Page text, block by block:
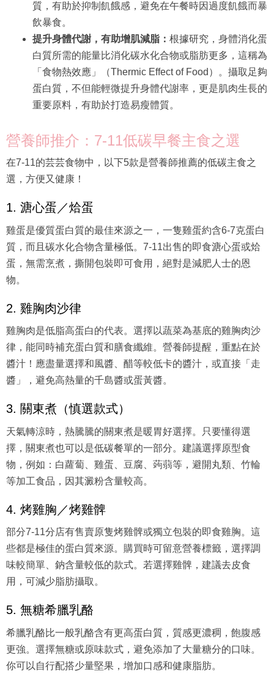
質，有助於抑制飢餓感，避免在午餐時因過度飢餓而暴
飲暴食。
提升身體代謝，有助增肌減脂： 根據研究，身體消化蛋
白質所需的能量比消化碳水化合物或脂肪更多，這稱為
「食物熱效應」（Thermic Effect of Food）。攝取足夠
蛋白質，不但能輕微提升身體代謝率，更是肌肉生長的
重要原料，有助於打造易瘦體質。
營養師推介：7-11低碳早餐主食之選
在7-11的芸芸食物中，以下5款是營養師推薦的低碳主食之
選，方便又健康！
1. 溏心蛋／烚蛋
雞蛋是優質蛋白質的最佳來源之一，一隻雞蛋約含6-7克蛋白
質，而且碳水化合物含量極低。7-11出售的即食溏心蛋或烚
蛋，無需烹煮，撕開包裝即可食用，絕對是減肥人士的恩
物。
2. 雞胸肉沙律
雞胸肉是低脂高蛋白的代表。選擇以蔬菜為基底的雞胸肉沙
律，能同時補充蛋白質和膳食纖維。營養師提醒，重點在於
醬汁！應盡量選擇和風醬、醋等較低卡的醬汁，或直接「走
醬」，避免高熱量的千島醬或蛋黃醬。
3. 關東煮（慎選款式）
天氣轉涼時，熱騰騰的關東煮是暖胃好選擇。只要懂得選
擇，關東煮也可以是低碳餐單的一部分。建議選擇原型食
物，例如：白蘿蔔、雞蛋、豆腐、蒟蒻等，避開丸類、竹輪
等加工食品，因其澱粉含量較高。
4. 烤雞胸／烤雞髀
部分7-11分店有售賣原隻烤雞髀或獨立包裝的即食雞胸。這
些都是極佳的蛋白質來源。購買時可留意營養標籤，選擇調
味較簡單、鈉含量較低的款式。若選擇雞髀，建議去皮食
用，可減少脂肪攝取。
5. 無糖希臘乳酪
希臘乳酪比一般乳酪含有更高蛋白質，質感更濃稠，飽腹感
更強。選擇無糖或原味款式，避免添加了大量糖分的口味。
你可以自行配搭少量堅果，增加口感和健康脂肪。